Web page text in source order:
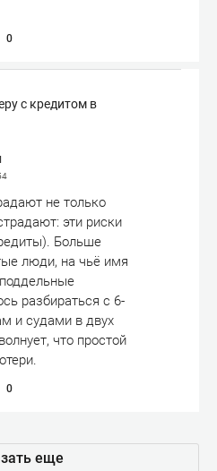
0
с кредитом в
не только
эти риски
Больше
люди, на чьё имя
разбираться с 6-
и судами в двух
что простой
0
еще